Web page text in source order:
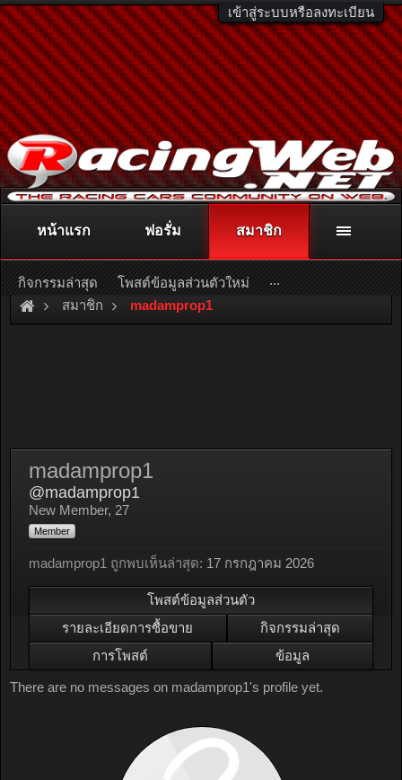
เข้าสู่ระบบหรือลงทะเบียน
ติดต่อลงโฆษณา racingweb@gmail.comหรือโทร. 081-811-1138
หรืออ่านรายละเอียดเพิ่มเติม คลิกที่นี่
สมาชิก madamprop1
madamprop1
@madamprop1
New Member, 27
Member
madamprop1 ถูกพบเห็นล่าสุด: 17 กรกฎาคม 2026
โพสต์ข้อมูลส่วนตัว
รายละเอียดการซื้อขาย
กิจกรรมล่าสุด
การโพสต์
ข้อมูล
There are no messages on madamprop1's profile yet.
หน้าแรก ฟอรั่ม สมาชิก
กิจกรรมล่าสุด โพสต์ข้อมูลส่วนตัวใหม่ ...